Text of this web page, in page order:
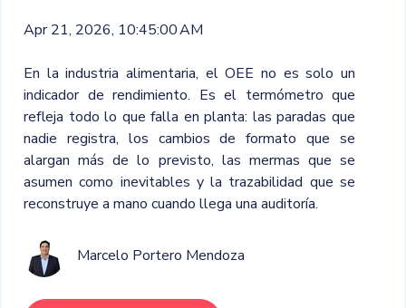
Apr 21, 2026, 10:45:00 AM
En la industria alimentaria, el OEE no es solo un
indicador de rendimiento. Es el termómetro que
refleja todo lo que falla en planta: las paradas que
nadie registra, los cambios de formato que se
alargan más de lo previsto, las mermas que se
asumen como inevitables y la trazabilidad que se
reconstruye a mano cuando llega una auditoría.
Marcelo Portero Mendoza